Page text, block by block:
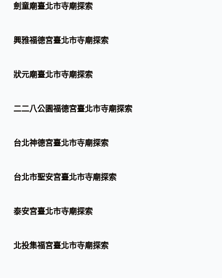
劍童廟臺北市寺廟探索
興雅福德宮臺北市寺廟探索
狀元廟臺北市寺廟探索
二二八公園福德宮臺北市寺廟探索
台北神德宮臺北市寺廟探索
台北市聖安宮臺北市寺廟探索
泰安宮臺北市寺廟探索
北投集福宮臺北市寺廟探索